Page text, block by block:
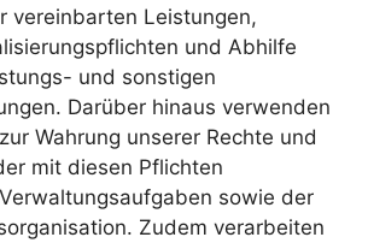
vereinbarten Leistungen,
und Abhilfe
und sonstigen
Darüber hinaus verwenden
Wahrung unserer Rechte und
mit diesen Pflichten
sowie der
Zudem verarbeiten